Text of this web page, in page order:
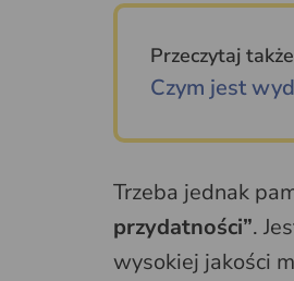
Przeczytaj
Czym jest
Trzeba jednak
przydatności”.
wysokiej jakości